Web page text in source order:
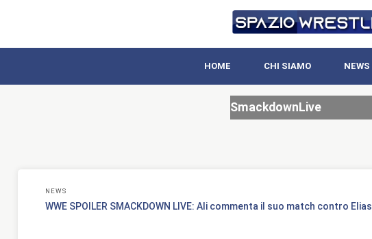
HOME CHI SIAMO NEWS
SmackdownLive
NEWS
WWE SPOILER SMACKDOWN LIVE: Ali commenta il suo match contro Elias